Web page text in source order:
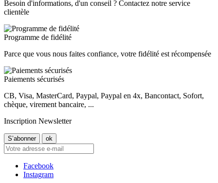
Besoin d'informations, d'un conseil ? Contactez notre service
clientèle
Programme de fidélité
Parce que vous nous faites confiance, votre fidélité est récompensée
Paiements sécurisés
CB, Visa, MasterCard, Paypal, Paypal en 4x, Bancontact, Sofort,
chèque, virement bancaire, ...
Inscription Newsletter
Facebook
Instagram